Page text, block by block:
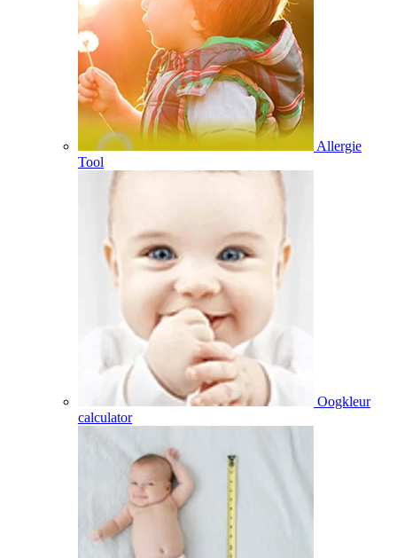
Allergie
Tool
Oogkleur
calculator